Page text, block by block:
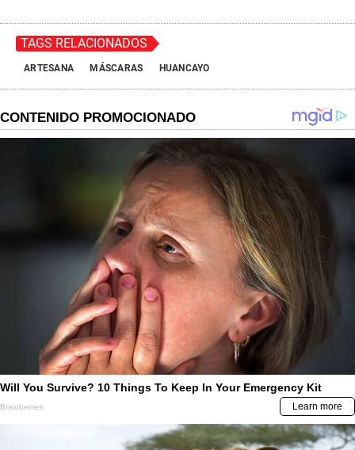
TAGS RELACIONADOS
ARTESANA MÁSCARAS HUANCAYO